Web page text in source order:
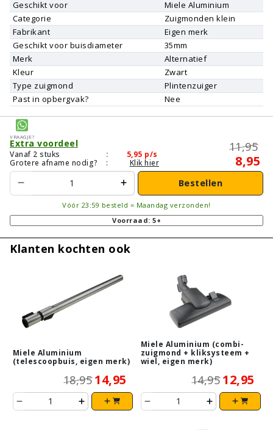
Geschikt voor
Miele Aluminium
Categorie
Zuigmonden klein
Fabrikant
Eigen merk
Geschikt voor buisdiameter
35mm
Merk
Alternatief
Kleur
Zwart
Type zuigmond
Plintenzuiger
Past in opbergvak?
Nee
Vraagje?
Extra voordeel
Vanaf 2 stuks : 5,95 p/s
Grotere afname nodig?
: Klik hier
11,95
8,95
Bestellen
Vóór 23:59 besteld = Maandag verzonden!
Voorraad: 5+
Klanten kochten ook
Miele Aluminium
(telescoopbuis, eigen merk)
18,95 14,95
Miele Aluminium (combi-
zuigmond + kliksysteem +
wiel, eigen merk)
14,95 12,95